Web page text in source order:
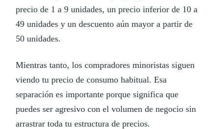
precio de 1 a 9 unidades, un precio inferior de 10 a
49 unidades y un descuento aún mayor a partir de
50 unidades.
Mientras tanto, los compradores minoristas siguen
viendo tu precio de consumo habitual. Esa
separación es importante porque significa que
puedes ser agresivo con el volumen de negocio sin
arrastrar toda tu estructura de precios.